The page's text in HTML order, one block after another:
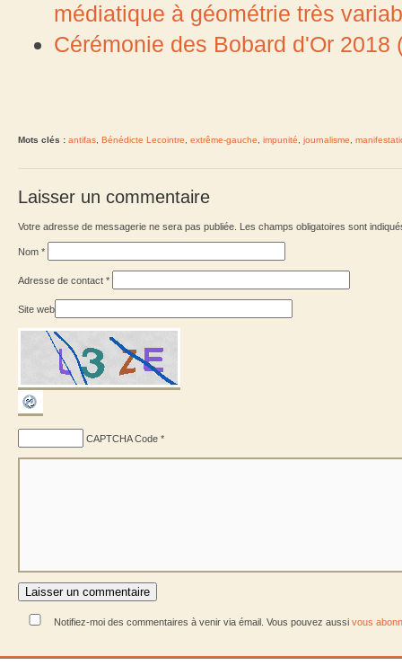
médiatique à géométrie très
Cérémonie des Bobard d'Or 2018
Mots clés : antifas Bénédicte Lecointre extrême-gauche impunité journalisme
Laisser un commentaire
Votre adresse de messagerie ne sera pas publiée. Les champs obligatoires sont
Nom *
Adresse de contact *
Site web
CAPTCHA Code *
Notifiez-moi des commentaires à venir via émail. Vous pouvez aussi vous